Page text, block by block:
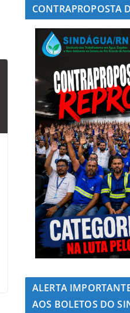
CONTRAPROPOSTA
ALERTA
AOS BOLETOS DO